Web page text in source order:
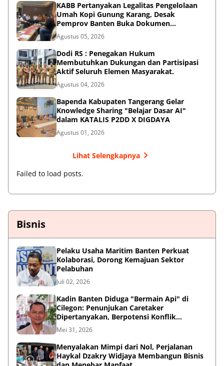
KABB Pertanyakan Legalitas Pengelolaan
Umah Kopi Gunung Karang, Desak
Pemprov Banten Buka Dokumen
Pengelolaan Aset
Agustus 05, 2026
Dodi RS : Penegakan Hukum
Membutuhkan Dukungan dan Partisipasi
Aktif Seluruh Elemen Masyarakat.
Agustus 04, 2026
Bapenda Kabupaten Tangerang Gelar
Knowledge Sharing "Belajar Dasar AI"
dalam KATALIS P2DD X DIGDAYA
Agustus 01, 2026
Lihat Selengkapnya
Failed to load posts.
Bisnis
Pelaku Usaha Maritim Banten Perkuat
Kolaborasi, Dorong Kemajuan Sektor
Pelabuhan
Juli 02, 2026
Kadin Banten Diduga "Bermain Api" di
Cilegon: Penunjukan Caretaker
Dipertanyakan, Berpotensi Konflik
Kepentingan
Mei 31, 2026
Menyalakan Mimpi dari Nol, Perjalanan
Haykal Dzakry Widjaya Membangun Bisnis